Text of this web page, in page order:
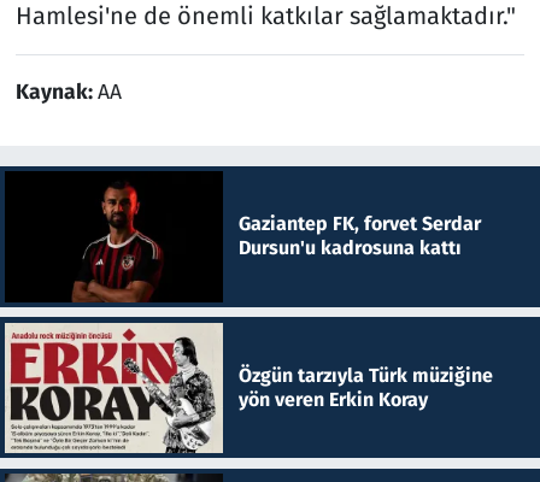
Hamlesi'ne de önemli katkılar sağlamaktadır."
Kaynak:AA
Gaziantep FK, forvet Serdar
Dursun'u kadrosuna kattı
Özgün tarzıyla Türk müziğine
yön veren Erkin Koray